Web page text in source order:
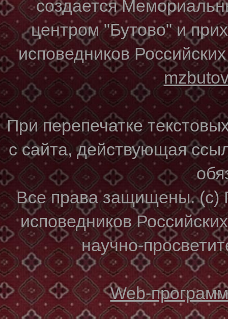
создается
центром "Бутово" и
исповедников
При перепечатке
с сайта, действующая
Все права защищены. (с)
исповедников
научно-
Web-